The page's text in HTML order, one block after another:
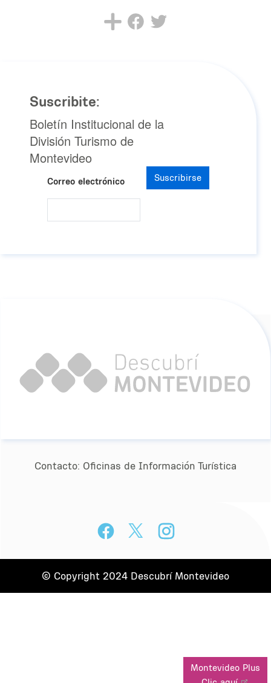
Suscribite:
Boletín Institucional de la
División Turismo de
Montevideo
Correo electrónico Suscribirse
Contacto: Oﬁcinas de Información Turística
© Copyright 2024 Descubrí Montevideo
Montevideo Plus